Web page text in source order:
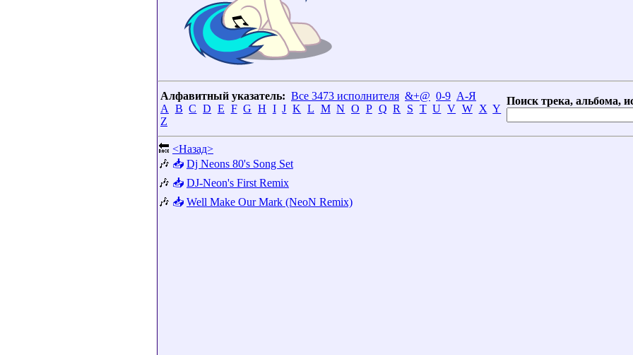
Алфавитный указатель: Все 3473 исполнителя &+@ 0-9 А-Я
A
B C D E F G H I J K L M N O P Q R S T U V W X Y
Z
Поиск трека, альбома,
🔙 <Назад>
🎶 📥 Dj Neons 80's Song Set
🎶 📥 DJ-Neon's First Remix
🎶 📥 Well Make Our Mark (NeoN Remix)